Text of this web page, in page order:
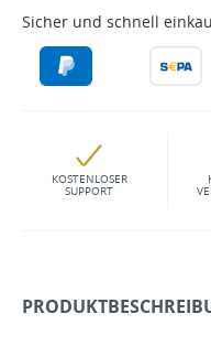
Sicher und schnell
KOSTENLOSER
SUPPORT